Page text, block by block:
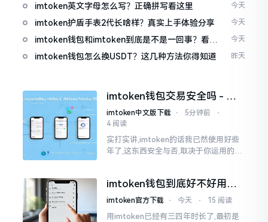
imtoken英文字母怎么写？正确拼写看这里 今天
imtoken护盾手表2代长啥样？真实上手体验分享 今天
imtoken钱包和imtoken到底是不是一回事？看完
就懂了
今天
imtoken钱包怎么换USDT？这几种方法你得知道 昨天
imtoken钱包交易安全吗 - 老
用户的一些心里话
imtoken中文版下载 ⋅ 5分钟前
⋅
4 阅读
实打实讲,imtoken的话我已然使用好些
年了,这东西安全与否,取决于你运用的方
睹过非常多的人
imtoken钱包到底好不好用？
老玩家说说真实体验
imtoken官方下载 ⋅ 今天 ⋅ 15 阅读
用imtoken已经有三四年时长了,最初是